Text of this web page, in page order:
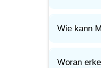
Je früher
Wie kann
Das hilft
Woran